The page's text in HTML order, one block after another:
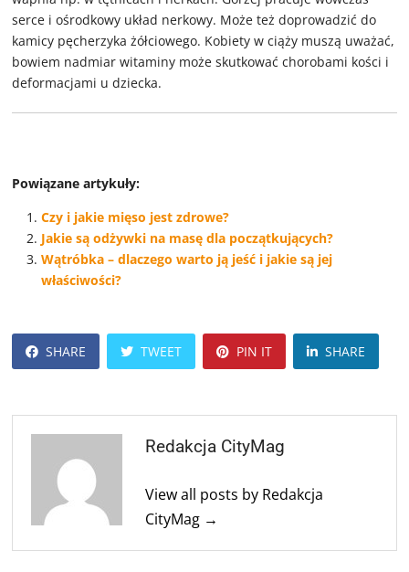
serce i ośrodkowy układ nerkowy. Może też doprowadzić do
kamicy pęcherzyka żółciowego. Kobiety w ciąży muszą uważać,
bowiem nadmiar witaminy może skutkować chorobami kości i
deformacjami u dziecka.
Powiązane artykuły:
Czy i jakie mięso jest zdrowe?
Jakie są odżywki na masę dla początkujących?
Wątróbka – dlaczego warto ją jeść i jakie są jej
właściwości?
SHARE TWEET PIN IT SHARE
Redakcja CityMag
View all posts by Redakcja
CityMag →